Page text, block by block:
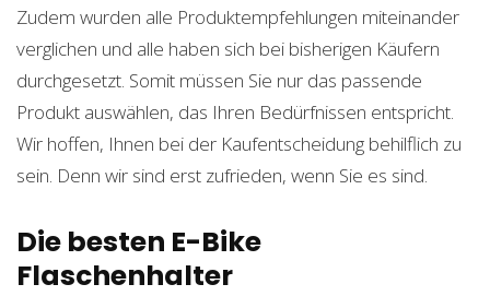
Zudem wurden alle Produktempfehlungen miteinander
verglichen und alle haben sich bei bisherigen Käufern
durchgesetzt. Somit müssen Sie nur das passende
Produkt auswählen, das Ihren Bedürfnissen entspricht.
Wir hoffen, Ihnen bei der Kaufentscheidung behilflich zu
sein. Denn wir sind erst zufrieden, wenn Sie es sind.
Die besten E-Bike
Flaschenhalter